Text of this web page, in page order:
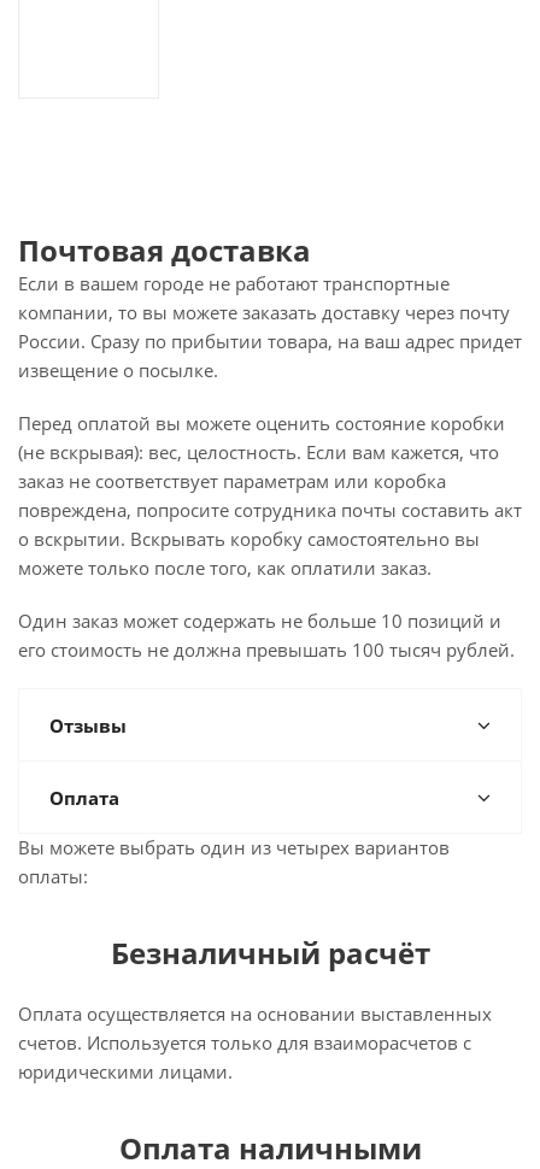
Почтовая доставка
Если в вашем городе не работают транспортные
компании, то вы можете заказать доставку через почту
России. Сразу по прибытии товара, на ваш адрес придет
извещение о посылке.
Перед оплатой вы можете оценить состояние коробки
(не вскрывая): вес, целостность. Если вам кажется, что
заказ не соответствует параметрам или коробка
повреждена, попросите сотрудника почты составить акт
о вскрытии. Вскрывать коробку самостоятельно вы
можете только после того, как оплатили заказ.
Один заказ может содержать не больше 10 позиций и
его стоимость не должна превышать 100 тысяч рублей.
Отзывы
Оплата
Вы можете выбрать один из четырех вариантов
оплаты:
Безналичный расчёт
Оплата осуществляется на основании выставленных
счетов. Используется только для взаиморасчетов с
юридическими лицами.
Оплата наличными